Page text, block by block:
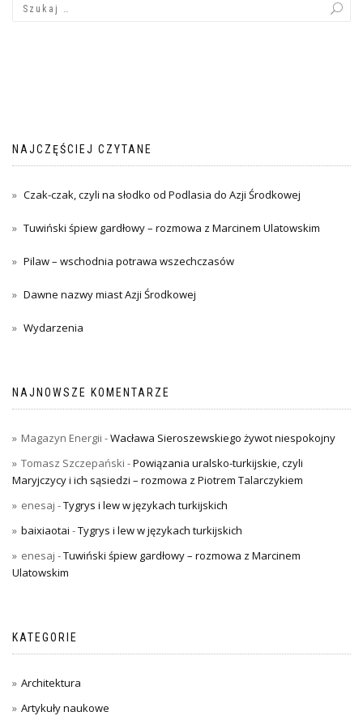
NAJCZĘŚCIEJ CZYTANE
Czak-czak, czyli na słodko od Podlasia do Azji Środkowej
Tuwiński śpiew gardłowy – rozmowa z Marcinem Ulatowskim
Pilaw – wschodnia potrawa wszechczasów
Dawne nazwy miast Azji Środkowej
Wydarzenia
NAJNOWSZE KOMENTARZE
Magazyn Energii -Wacława Sieroszewskiego żywot niespokojny
Tomasz Szczepański -Powiązania uralsko-turkijskie, czyli
Maryjczycy i ich sąsiedzi – rozmowa z Piotrem Talarczykiem
enesaj -Tygrys i lew w językach turkijskich
baixiaotai -Tygrys i lew w językach turkijskich
enesaj -Tuwiński śpiew gardłowy – rozmowa z Marcinem
Ulatowskim
KATEGORIE
Architektura
Artykuły naukowe